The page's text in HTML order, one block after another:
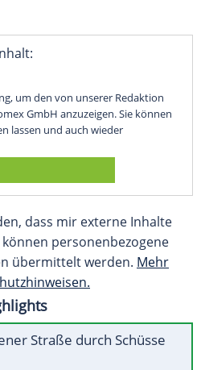
um den von unserer Redaktion
GmbH anzuzeigen. Sie können
lassen und auch wieder
dass mir externe Inhalte
personenbezogene
übermittelt werden. Mehr
Straße durch Schüsse